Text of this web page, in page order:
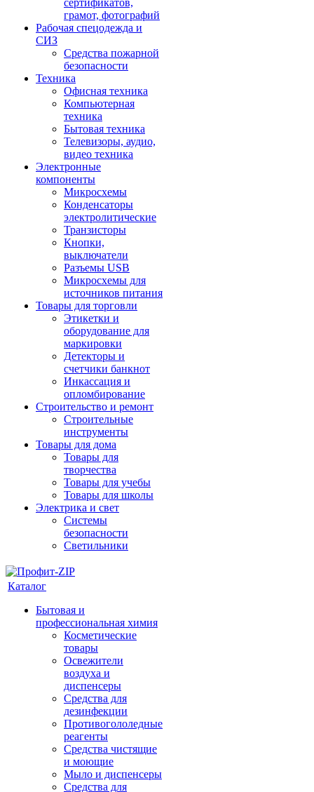
сертификатов,
грамот, фотографий
Рабочая спецодежда и
СИЗ
Средства пожарной
безопасности
Техника
Офисная техника
Компьютерная
техника
Бытовая техника
Телевизоры, аудио,
видео техника
Электронные
компоненты
Микросхемы
Конденсаторы
электролитические
Транзисторы
Кнопки,
выключатели
Разъемы USB
Микросхемы для
источников питания
Товары для торговли
Этикетки и
оборудование для
маркировки
Детекторы и
счетчики банкнот
Инкассация и
опломбирование
Строительство и ремонт
Строительные
инструменты
Товары для дома
Товары для
творчества
Товары для учебы
Товары для школы
Электрика и свет
Системы
безопасности
Светильники
Каталог
Бытовая и
профессиональная химия
Косметические
товары
Освежители
воздуха и
диспенсеры
Средства для
дезинфекции
Противогололедные
реагенты
Средства чистящие
и моющие
Мыло и диспенсеры
Средства для